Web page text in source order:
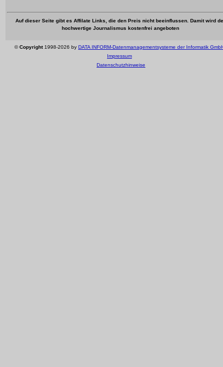
Auf dieser Seite gibt es Affilate Links, die den Preis nicht beeinflussen. Damit wird
hochwertige Journalismus kostenfrei angeboten
©Copyright1998-2026 by DATA INFORM-Datenmanagementsysteme der Informatik
Impressum
Datenschutzhinweise